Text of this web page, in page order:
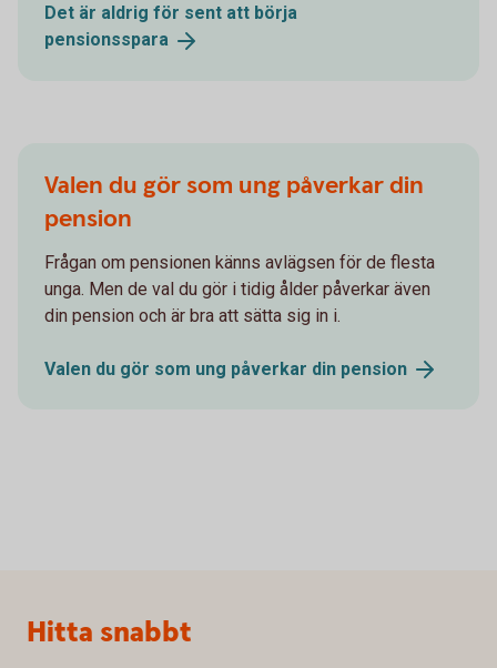
Det är aldrig för sent att börja
pensionsspara
Valen du gör som ung påverkar din
pension
Frågan om pensionen känns avlägsen för de flesta
unga. Men de val du gör i tidig ålder påverkar även
din pension och är bra att sätta sig in i.
Valen du gör som ung påverkar din pension
Sidfot
Hitta snabbt